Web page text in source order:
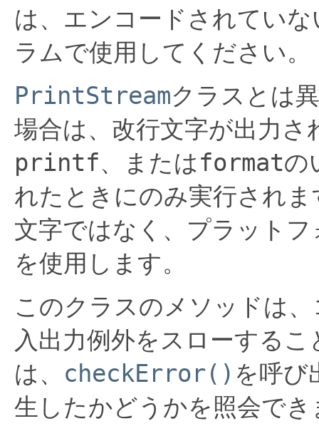
は、エンコードされてい
ラムで使用してください。
PrintStreamクラスとは
場合は、改行文字が出力
printf、またはformatの
れたときにのみ実行されま
文字ではなく、プラット
を使用します。
このクラスのメソッドは
入出力例外をスローする
は、 checkError() を呼び
生したかどうかを照会でき